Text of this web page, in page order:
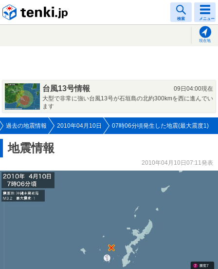
検索 メニュー
現在地
台風13号情報
09日04:00現在
大型で非常に強い台風13号が石垣島の北約300kmを西に進んでい
ます
過去の地震情報 2010年04月10日 07時06分頃発生した地震(最大震度1)
地震情報
2010年04月10日07:11発表